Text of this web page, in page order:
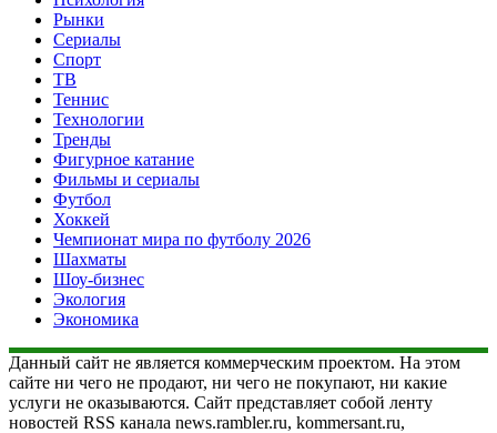
Рынки
Сериалы
Спорт
ТВ
Теннис
Технологии
Тренды
Фигурное катание
Фильмы и сериалы
Футбол
Хоккей
Чемпионат мира по футболу 2026
Шахматы
Шоу-бизнес
Экология
Экономика
Данный сайт не является коммерческим проектом. На этом
сайте ни чего не продают, ни чего не покупают, ни какие
услуги не оказываются. Сайт представляет собой ленту
новостей RSS канала news.rambler.ru, kommersant.ru,